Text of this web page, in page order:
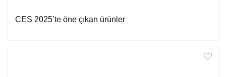
CES 2025’te öne çıkan ürünler